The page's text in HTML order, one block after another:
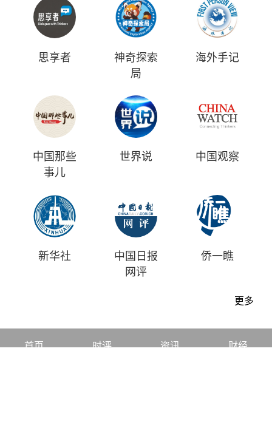
思享者
神奇探索
局
海外手记
中国那些
事儿
世界说 中国观察
新华社
中国日报
网评
侨一瞧
更多
首页 时评 资讯 财经